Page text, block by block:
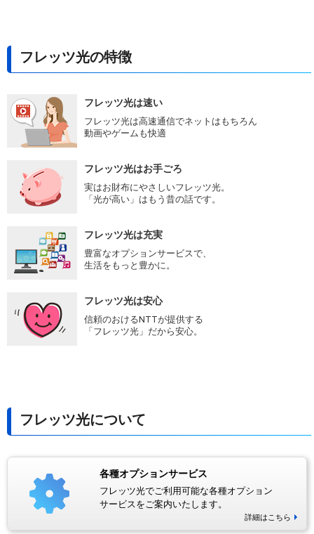
フレッツ光の特徴
フレッツ光は速い
フレッツ光は高速通信でネットはもちろん
動画やゲームも快適
フレッツ光はお手ごろ
実はお財布にやさしいフレッツ光。
「光が高い」はもう昔の話です。
フレッツ光は充実
豊富なオプションサービスで、
生活をもっと豊かに。
フレッツ光は安心
信頼のおけるNTTが提供する
「フレッツ光」だから安心。
フレッツ光について
各種オプションサービス
フレッツ光でご利用可能な各種オプション
サービスをご案内いたします。
詳細はこちら